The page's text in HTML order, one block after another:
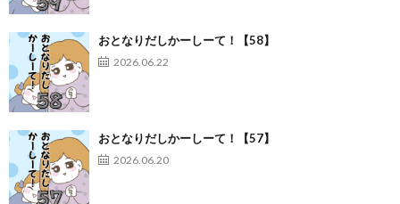
おとなりだしかーしーて！【58】
2026.06.22
おとなりだしかーしーて！【57】
2026.06.20